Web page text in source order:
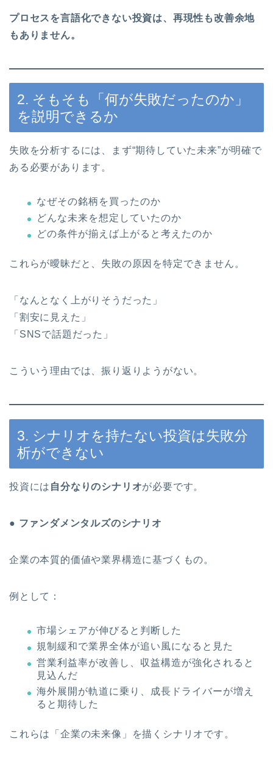
プロセスを言語化できない投資は、再現性も改善余地
もありません。
2. そもそも「何が失敗だったのか」
を説明できるか
失敗を分析するには、まず“期待していた未来”が明確で
ある必要があります。
なぜその銘柄を買ったのか
どんな未来を想定していたのか
どの条件が揃えば上がると考えたのか
これらが曖昧だと、失敗の原因を特定できません。
「なんとなく上がりそうだった」
「割安に見えた」
「SNSで話題だった」
こういう理由では、振り返りようがない。
3. シナリオを持たない投資は失敗分
析ができない
投資には 自分なりのシナリオが必要です。
● ファンダメンタルズのシナリオ
企業の本質的価値や業界構造に基づくもの。
例として：
市場シェアが伸びると判断した
規制緩和で業界全体が追い風になると見た
営業利益率が改善し、収益構造が強化されると
見込んだ
海外展開が軌道に乗り、成長ドライバーが増え
ると期待した
これらは「企業の未来像」を描くシナリオです。